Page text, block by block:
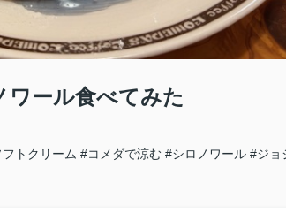
ール食べてみた
トクリーム #コメダで涼む #シロノワール #ジョ